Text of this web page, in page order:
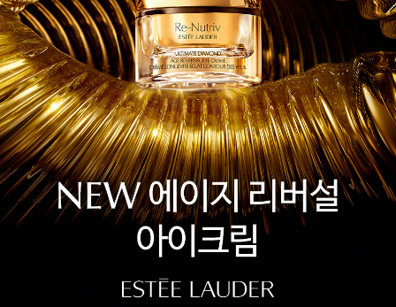
2.30명의 아시아 여성을 대상으로 하루 2번, 12주간 제품을 사용
한 후 실시한 인체적용시험결과
원산지:영국
사용 기한: 대부분 사용기한이 1년 이상 남은 제품을 배송해드립
니다.
사용 시 주의 사항:
1) 화장품을 사용하여 다음과 같은 이상이 있는 경우에는 사용을
중지하여야 하며, 계속 사용하면 증상이 악화되므로 피부과 전문
의 등에게 상담할 것
플로고파이트,틴옥사이드,폴리에틸렌,폴리메틸실세스퀴옥세인,
스테아레스-10,암모늄아크릴로일다이메틸타우레이트/베헤네
스-25메타크라일레이트크로스폴리머,폴리솔베이트80,스테아레
스-20,솔비탄올리에이트,펜틸렌글라이콜,폴리실리콘-11,아크릴아
마이드/소듐아크릴로일다이메틸타우레이트코폴리머,C20-40알
케스-10,비에이치티,다이소듐이디티에이,페녹시에탄올,소듐데하
이드로아세테이트,소듐벤조에이트,포타슘솔베이트,마이카,티타
늄디옥사이드,적색산화철 [ILN52904]
성분 목록은 변경되거나 수시로 바뀔 수 있어, 제품 패키지에
포함된 성분 목록을 참고 부탁 드립니다.